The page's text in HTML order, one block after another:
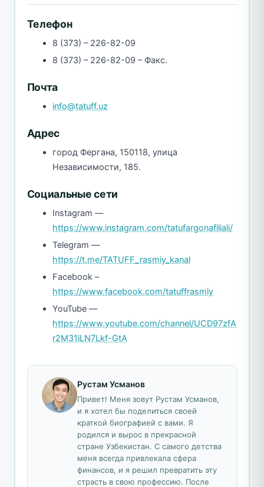
Телефон
8 (373) – 226-82-09
8 (373) – 226-82-09 – Факс.
Почта
info@tatuff.uz
Адрес
город Фергана, 150118, улица
Независимости, 185.
Социальные сети
Instagram —
https://www.instagram.com/tatufargonafiliali/
Telegram —
https://t.me/TATUFF_rasmiy_kanal
Facebook –
https://www.facebook.com/tatuffrasmiy
YouTube —
https://www.youtube.com/channel/UCD97zfA
r2M31iLN7Lkf-GtA
Рустам Усманов
Привет! Меня зовут Рустам Усманов,
и я хотел бы поделиться своей
краткой биографией с вами. Я
родился и вырос в прекрасной
стране Узбекистан. С самого детства
меня всегда привлекала сфера
финансов, и я решил превратить эту
страсть в свою профессию. После